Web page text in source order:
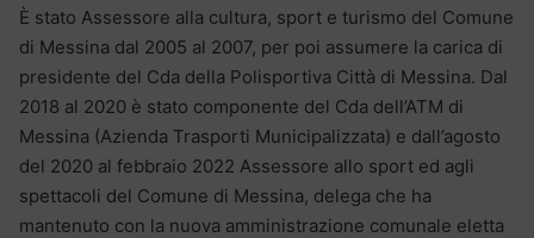
È stato Assessore alla cultura, sport e turismo del Comune
di Messina dal 2005 al 2007, per poi assumere la carica di
presidente del Cda della Polisportiva Città di Messina. Dal
2018 al 2020 è stato componente del Cda dell’ATM di
Messina (Azienda Trasporti Municipalizzata) e dall’agosto
del 2020 al febbraio 2022 Assessore allo sport ed agli
spettacoli del Comune di Messina, delega che ha
mantenuto con la nuova amministrazione comunale eletta